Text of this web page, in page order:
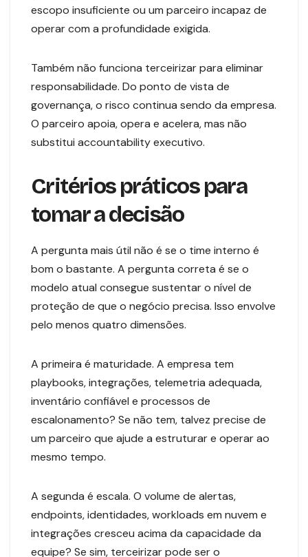
escopo insuficiente ou um parceiro incapaz de
operar com a profundidade exigida.
Também não funciona terceirizar para eliminar
responsabilidade. Do ponto de vista de
governança, o risco continua sendo da empresa.
O parceiro apoia, opera e acelera, mas não
substitui accountability executivo.
Critérios práticos para
tomar a decisão
A pergunta mais útil não é se o time interno é
bom o bastante. A pergunta correta é se o
modelo atual consegue sustentar o nível de
proteção de que o negócio precisa. Isso envolve
pelo menos quatro dimensões.
A primeira é maturidade. A empresa tem
playbooks, integrações, telemetria adequada,
inventário confiável e processos de
escalonamento? Se não tem, talvez precise de
um parceiro que ajude a estruturar e operar ao
mesmo tempo.
A segunda é escala. O volume de alertas,
endpoints, identidades, workloads em nuvem e
integrações cresceu acima da capacidade da
equipe? Se sim, terceirizar pode ser o